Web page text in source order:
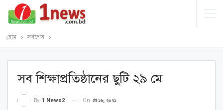
হোম সর্বশেষ
সব শিক্ষাপ্রতিষ্ঠানের ছুটি ২৯ মে
By 1 News2 On মে ১৬, ২০২১